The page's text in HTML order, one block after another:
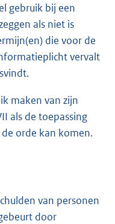
gebruik bij een
als niet is
die voor de
vervalt
maken van zijn
als de toepassing
orde kan komen.
van personen
door